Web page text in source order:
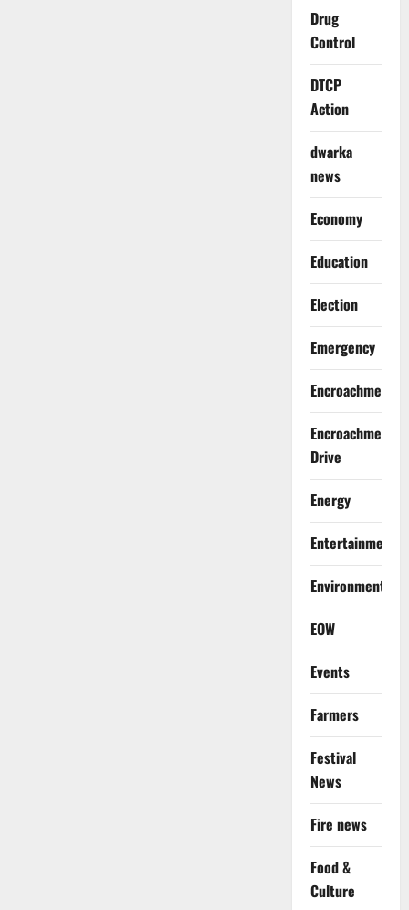
Drug
Control
DTCP
Action
dwarka
news
Economy
Education
Election
Emergency
Encroachment
Encroachment
Drive
Energy
Entertainment
Environment
EOW
Events
Farmers
Festival
News
Fire news
Food &
Culture